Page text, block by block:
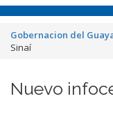
Gobernacion del
Sinaí
Nuevo